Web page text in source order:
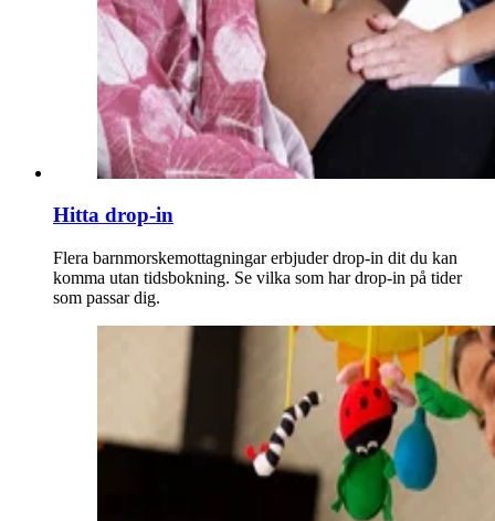
Hitta drop-in
Flera barnmorske­mottagningar erbjuder drop-in dit du kan
komma utan tidsbokning. Se vilka som har drop-in på tider
som passar dig.